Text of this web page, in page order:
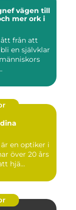
till
mer ork i
från att
en självklar
en optiker i
över 20 års
hjä...